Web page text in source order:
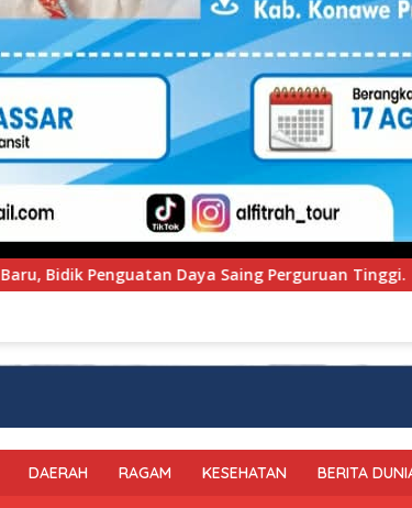
Saing Perguruan Tinggi. PT Pegadaian
DAERAH RAGAM KESEHATAN BERITA